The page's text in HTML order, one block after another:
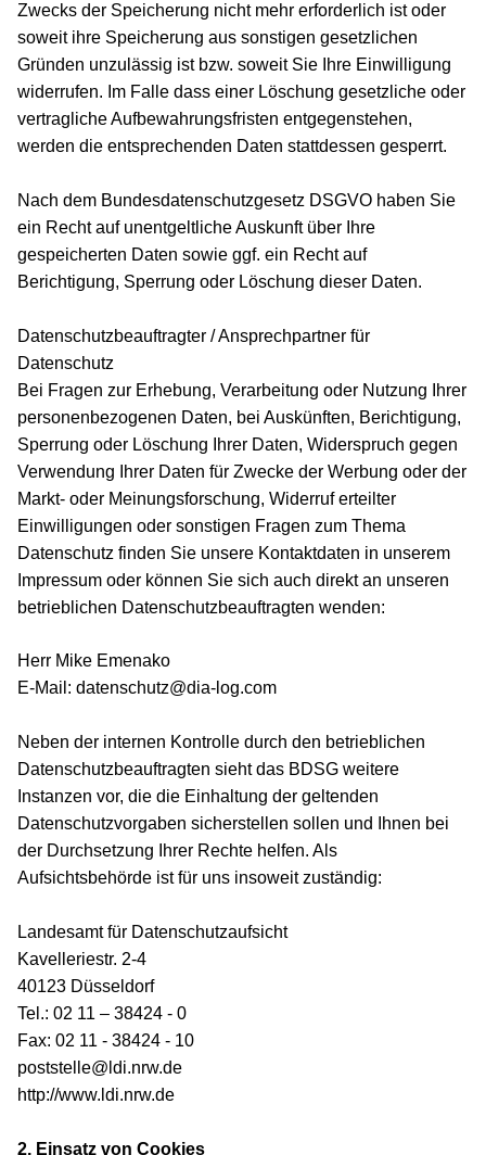
Zwecks der Speicherung nicht mehr erforderlich ist oder
soweit ihre Speicherung aus sonstigen gesetzlichen
Gründen unzulässig ist bzw. soweit Sie Ihre Einwilligung
widerrufen. Im Falle dass einer Löschung gesetzliche oder
vertragliche Aufbewahrungsfristen entgegenstehen,
werden die entsprechenden Daten stattdessen gesperrt.
Nach dem Bundesdatenschutzgesetz DSGVO haben Sie
ein Recht auf unentgeltliche Auskunft über Ihre
gespeicherten Daten sowie ggf. ein Recht auf
Berichtigung, Sperrung oder Löschung dieser Daten.
Datenschutzbeauftragter / Ansprechpartner für
Datenschutz
Bei Fragen zur Erhebung, Verarbeitung oder Nutzung Ihrer
personenbezogenen Daten, bei Auskünften, Berichtigung,
Sperrung oder Löschung Ihrer Daten, Widerspruch gegen
Verwendung Ihrer Daten für Zwecke der Werbung oder der
Markt- oder Meinungsforschung, Widerruf erteilter
Einwilligungen oder sonstigen Fragen zum Thema
Datenschutz finden Sie unsere Kontaktdaten in unserem
Impressum oder können Sie sich auch direkt an unseren
betrieblichen Datenschutzbeauftragten wenden:
Herr Mike Emenako
E-Mail: datenschutz@dia-log.com
Neben der internen Kontrolle durch den betrieblichen
Datenschutzbeauftragten sieht das BDSG weitere
Instanzen vor, die die Einhaltung der geltenden
Datenschutzvorgaben sicherstellen sollen und Ihnen bei
der Durchsetzung Ihrer Rechte helfen. Als
Aufsichtsbehörde ist für uns insoweit zuständig:
Landesamt für Datenschutzaufsicht
Kavelleriestr. 2-4
40123 Düsseldorf
Tel.: 02 11 – 38424 - 0
Fax: 02 11 - 38424 - 10
poststelle@ldi.nrw.de
http://www.ldi.nrw.de
2. Einsatz von Cookies